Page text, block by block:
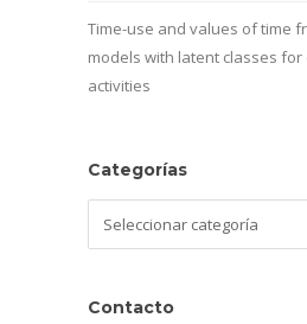
Time-use and values of time
models with latent classes for
activities
Categorías
Contacto